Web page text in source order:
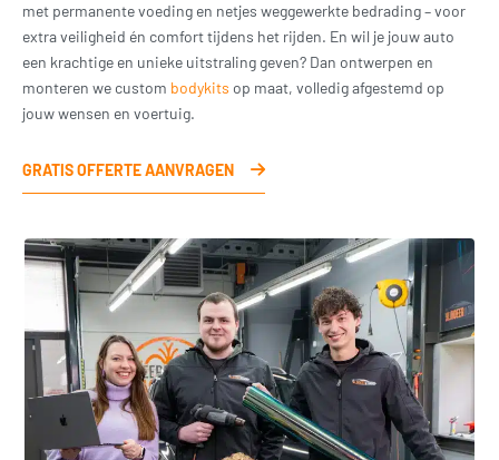
met permanente voeding en netjes weggewerkte bedrading – voor
extra veiligheid én comfort tijdens het rijden. En wil je jouw auto
een krachtige en unieke uitstraling geven? Dan ontwerpen en
monteren we custom bodykits op maat, volledig afgestemd op
jouw wensen en voertuig.
GRATIS OFFERTE AANVRAGEN